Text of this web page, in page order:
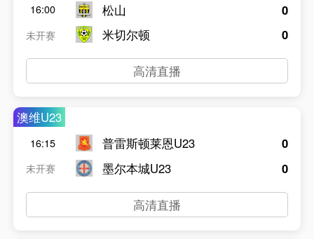
16:00
未开赛
松山
米切尔顿
0
0
高清直播
澳维U23
16:15
未开赛
普雷斯顿莱恩U23
墨尔本城U23
0
0
高清直播